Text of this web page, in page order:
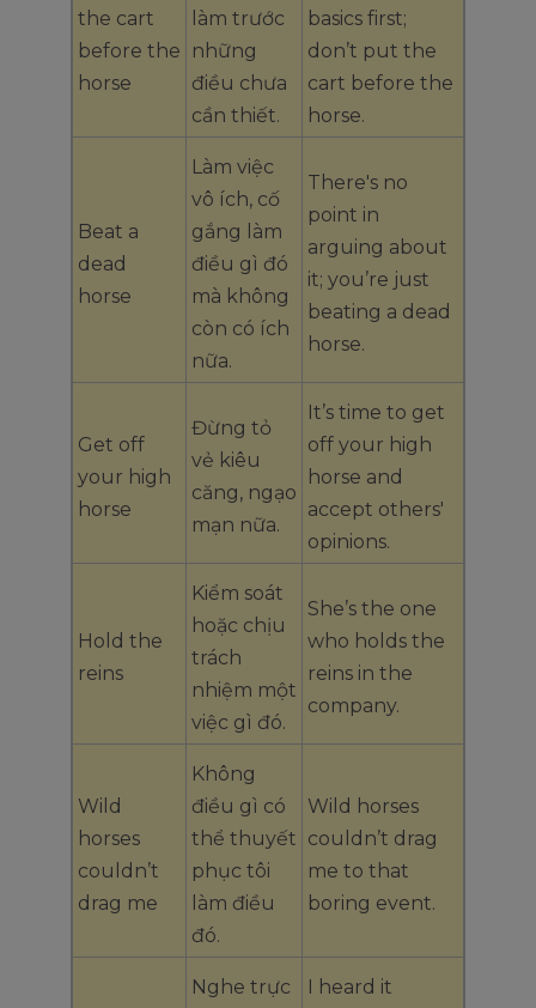
the cart
before the
horse
làm trước
những
điều chưa
cần thiết.
basics first;
don’t put the
cart before the
horse.
Beat a
dead
horse
Làm việc
vô ích, cố
gắng làm
điều gì đó
mà không
còn có ích
nữa.
There's no
point in
arguing about
it; you’re just
beating a dead
horse.
Get off
your high
horse
Đừng tỏ
vẻ kiêu
căng, ngạo
mạn nữa.
It’s time to get
off your high
horse and
accept others'
opinions.
Hold the
reins
Kiểm soát
hoặc chịu
trách
nhiệm một
việc gì đó.
She’s the one
who holds the
reins in the
company.
Wild
horses
couldn’t
drag me
Không
điều gì có
thể thuyết
phục tôi
làm điều
đó.
Wild horses
couldn’t drag
me to that
boring event.
Nghe trực
I heard it